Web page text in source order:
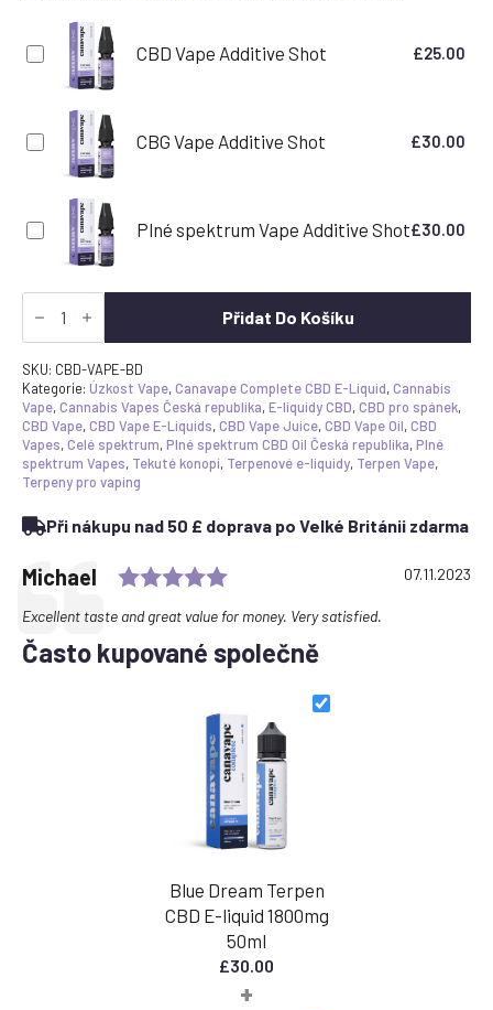
CBD Vape Additive Shot £25.00
CBG Vape Additive Shot £30.00
Plné spektrum Vape Additive Shot£30.00
Blue
Dream
E-
liquid
1800mg
50ml
množství
Přidat Do Košíku
SKU: CBD-VAPE-BD
Kategorie: Úzkost Vape,Canavape Complete CBD E-Liquid,Cannabis
Vape,Cannabis Vapes Česká republika,E-liquidy CBD,CBD pro spánek,
CBD Vape,CBD Vape E-Liquids,CBD Vape Juice,CBD Vape Oil,CBD
Vapes,Celé spektrum,Plné spektrum CBD Oil Česká republika,Plné
spektrum Vapes, Tekuté konopí, Terpenové e-liquidy, Terpen Vape,
Terpeny pro vaping
Při nákupu nad 50 £ doprava po Velké Británii zdarma
Testimonial
Author:
Michael Rating: 5.0 out of 5 stars
Date:
07.11.2023
Text:
Excellent taste and great value for money. Very satisfied.
Často kupované společně
Blue Dream Terpen
CBD E-liquid 1800mg
50ml
£30.00
+